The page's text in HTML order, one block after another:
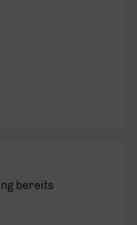
bereits